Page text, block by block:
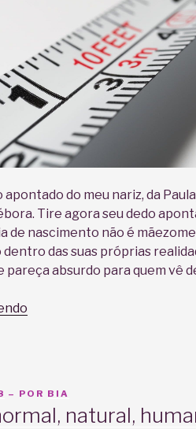
apontado do meu nariz, da
Tire agora seu dedo
de nascimento não é
dentro das suas próprias
pareça absurdo para quem vê
entre
mulheres
– POR BIA
natural,